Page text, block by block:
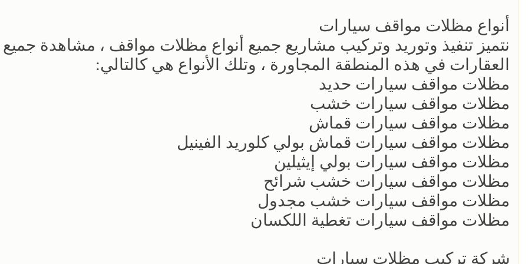
أنواع مظلات مواقف سيارات
نتميز تنفيذ وتوريد وتركيب مشاريع جميع أنواع مظلات مواقف ، مشاهدة جميع
العقارات في هذه المنطقة المجاورة ، وتلك الأنواع هي كالتالي:
مظلات مواقف سيارات حديد
مظلات مواقف سيارات خشب
مظلات مواقف سيارات قماش
مظلات مواقف سيارات قماش بولي كلوريد الفينيل
مظلات مواقف سيارات بولي إيثيلين
مظلات مواقف سيارات خشب شرائح
مظلات مواقف سيارات خشب مجدول
مظلات مواقف سيارات تغطية اللكسان
شركة تركيب مظلات سيارات